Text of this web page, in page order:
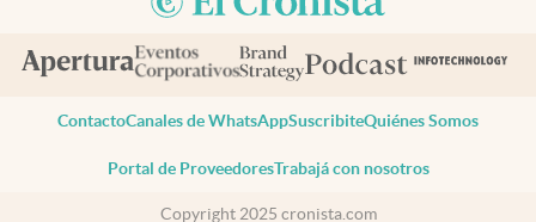
ContactoCanales de WhatsAppSuscribiteQuiénes Somos
Portal de ProveedoresTrabajá con nosotros
Copyright 2025 cronista.com